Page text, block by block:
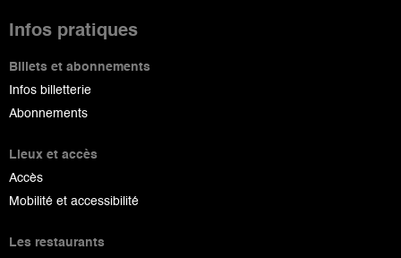
Infos pratiques
Billets et abonnements
Infos billetterie
Abonnements
Lieux et accès
Accès
Mobilité et accessibilité
Les restaurants